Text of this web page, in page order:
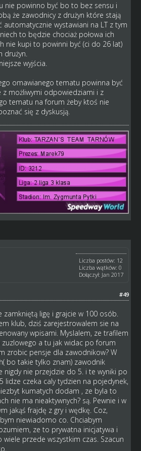
nie powinno być bo to bez sensu i
że zawodnicy z drużyn które stają
wystawiani na LT z tym
to będzie chociaż połowa ich
nie kupi to powinni być (ci do 26 lat)
drużyn.
wyjścia.
omawianego tematu powinna być
z możliwymi odpowiedziami i z
tematu na forum żeby ktoś nie
się z dyskusją.
Liczba postów: 12
Liczba wątków: 0
Dołączył: Jan 2017
#49
zamkniętą ligę i grajcie w 100 osób.
klub, dziś zarejestrowalem sie na
wpisami. Myslalem, ze trafilem
a tu jak widac po forum
zrobic pensje dla zawodnikow? W
bo takie tylko znam) zawodnik
nigdy nie przejdzie do 5. i te wyniki po
lidze czeka caly tydzien na pojedynek,
kumatych dodam , ze byla to
nie ma nieaktywnych? są. Pewnie i w
jakąś frajdę z gry i wędkę. Coz,
niewiadomo co. Chciabym
ze to prywatna inicjatywa i
przede wszystkim czas. Szacun